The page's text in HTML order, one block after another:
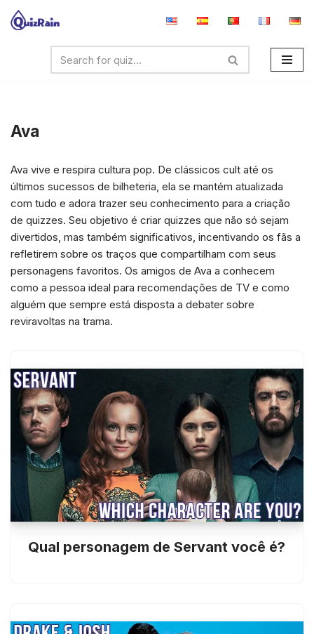
Ava
Ava vive e respira cultura pop. De clássicos cult até os
últimos sucessos de bilheteria, ela se mantém atualizada
com tudo e adora trazer seu conhecimento para a criação
de quizzes. Seu objetivo é criar quizzes que não só sejam
divertidos, mas também significativos, incentivando os fãs a
refletirem sobre os traços que compartilham com seus
personagens favoritos. Os amigos de Ava a conhecem
como a pessoa ideal para recomendações de TV e como
alguém que sempre está disposta a debater sobre
reviravoltas na trama.
Qual personagem de Servant você é?